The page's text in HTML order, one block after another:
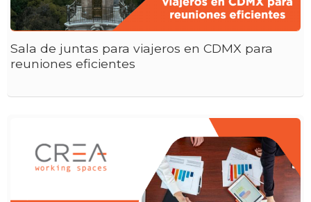
Sala de juntas para viajeros en CDMX para
reuniones eficientes